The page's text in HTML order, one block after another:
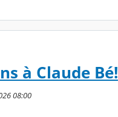
à Claude Bé!
08:00